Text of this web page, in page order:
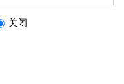
关闭